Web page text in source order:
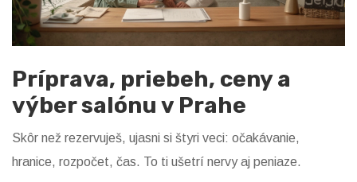
Príprava, priebeh, ceny a
výber salónu v Prahe
Skôr než rezervuješ, ujasni si štyri veci: očakávanie,
hranice, rozpočet, čas. To ti ušetrí nervy aj peniaze.